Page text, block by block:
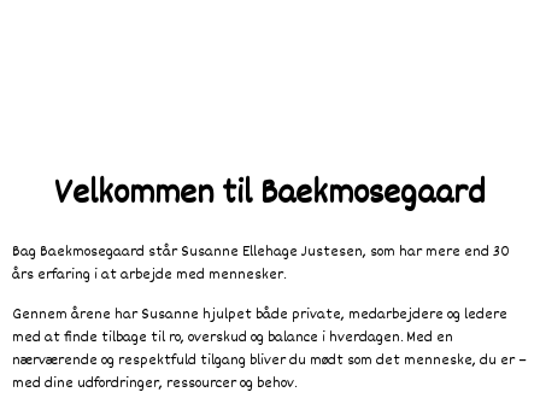
Velkommen til Baekmosegaard
Bag Baekmosegaard står Susanne Ellehage Justesen, som har mere end 30
års erfaring i at arbejde med mennesker.
Gennem årene har Susanne hjulpet både private, medarbejdere og ledere
med at finde tilbage til ro, overskud og balance i hverdagen. Med en
nærværende og respektfuld tilgang bliver du mødt som det menneske, du er –
med dine udfordringer, ressourcer og behov.